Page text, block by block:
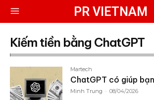
PR VIETNAM
Kiếm tiền bằng ChatGPT
Martech
ChatGPT có giúp
Minh Trung - 08/04/2026